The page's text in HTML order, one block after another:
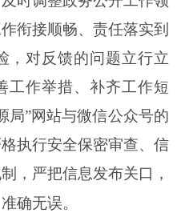
衔接顺畅、责任落实到
，对反馈的问题立行立
工作举措、补齐工作短
局”网站与微信公众号的
执行安全保密审查、信
，严把信息发布关口，
确无误。